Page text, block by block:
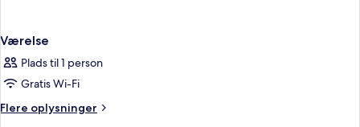
Værelse
Plads til 1 person
Gratis Wi-Fi
Flere oplysninger
Flere